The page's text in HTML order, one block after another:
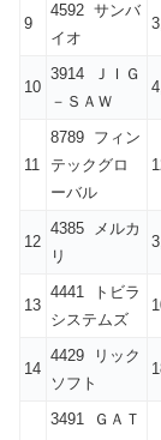
9
4592 サンバ
イオ
10
3914 ＪＩＧ
－ＳＡＷ
11
8789 フィン
テックグロ
ーバル
12
4385 メルカ
リ
13
4441 トビラ
システムズ
14
4429 リック
ソフト
3491 ＧＡＴ